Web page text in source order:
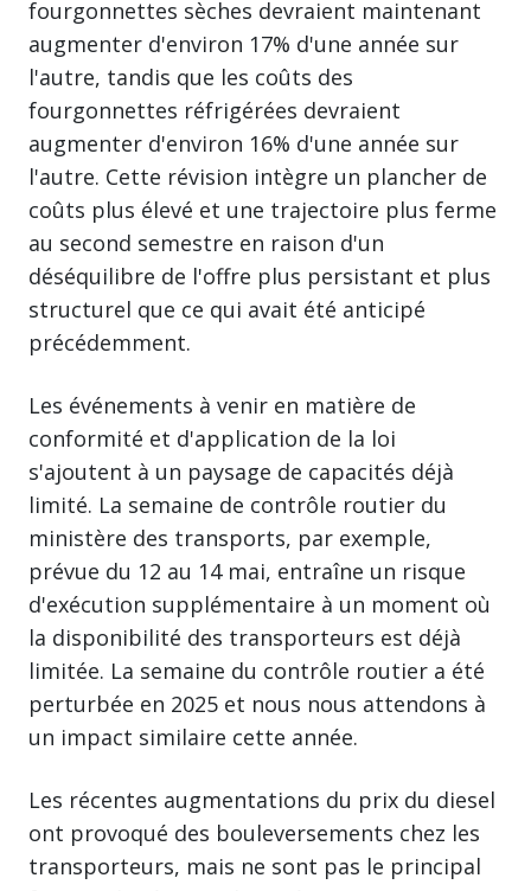
fourgonnettes sèches devraient maintenant
augmenter d'environ 17% d'une année sur
l'autre, tandis que les coûts des
fourgonnettes réfrigérées devraient
augmenter d'environ 16% d'une année sur
l'autre. Cette révision intègre un plancher de
coûts plus élevé et une trajectoire plus ferme
au second semestre en raison d'un
déséquilibre de l'offre plus persistant et plus
structurel que ce qui avait été anticipé
précédemment.
Les événements à venir en matière de
conformité et d'application de la loi
s'ajoutent à un paysage de capacités déjà
limité. La semaine de contrôle routier du
ministère des transports, par exemple,
prévue du 12 au 14 mai, entraîne un risque
d'exécution supplémentaire à un moment où
la disponibilité des transporteurs est déjà
limitée. La semaine du contrôle routier a été
perturbée en 2025 et nous nous attendons à
un impact similaire cette année.
Les récentes augmentations du prix du diesel
ont provoqué des bouleversements chez les
transporteurs, mais ne sont pas le principal